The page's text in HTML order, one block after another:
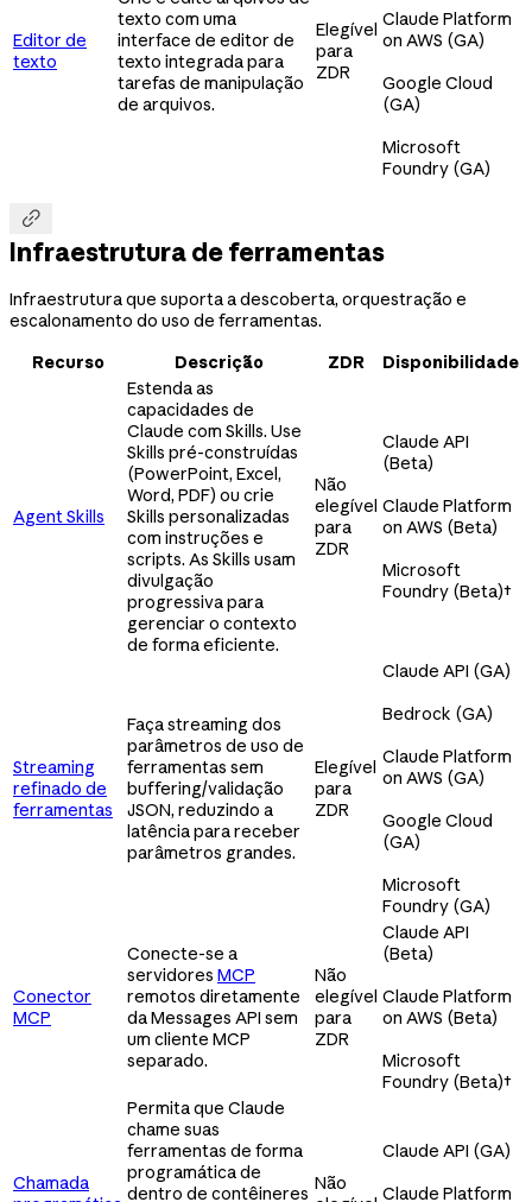
Editor de
texto
texto com uma
interface de editor de
texto integrada para
tarefas de manipulação
de arquivos.
Elegível
para
ZDR
Claude Platform
on AWS (GA)
Google Cloud
(GA)
Microsoft
Foundry (GA)

Infraestrutura de ferramentas
Infraestrutura que suporta a descoberta, orquestração e
escalonamento do uso de ferramentas.
Recurso
Descrição ZDR Disponibilidade
Agent Skills
Estenda as
capacidades de
Claude com Skills. Use
Skills pré-construídas
(PowerPoint, Excel,
Word, PDF) ou crie
Skills personalizadas
com instruções e
scripts. As Skills usam
divulgação
progressiva para
gerenciar o contexto
de forma eficiente.
Não
elegível
para
ZDR
Claude API
(Beta)
Claude Platform
on AWS (Beta)
Microsoft
Foundry (Beta)†
Streaming
refinado de
ferramentas
Faça streaming dos
parâmetros de uso de
ferramentas sem
buffering/validação
JSON, reduzindo a
latência para receber
parâmetros grandes.
Elegível
para
ZDR
Claude API (GA)
Bedrock (GA)
Claude Platform
on AWS (GA)
Google Cloud
(GA)
Microsoft
Foundry (GA)
Conector
MCP
Conecte-se a
servidores MCP
remotos diretamente
da Messages API sem
um cliente MCP
separado.
Não
elegível
para
ZDR
Claude API
(Beta)
Claude Platform
on AWS (Beta)
Microsoft
Foundry (Beta)†
Chamada
Permita que Claude
chame suas
ferramentas de forma
programática de
dentro de contêineres Não
Claude API (GA)
Claude Platform